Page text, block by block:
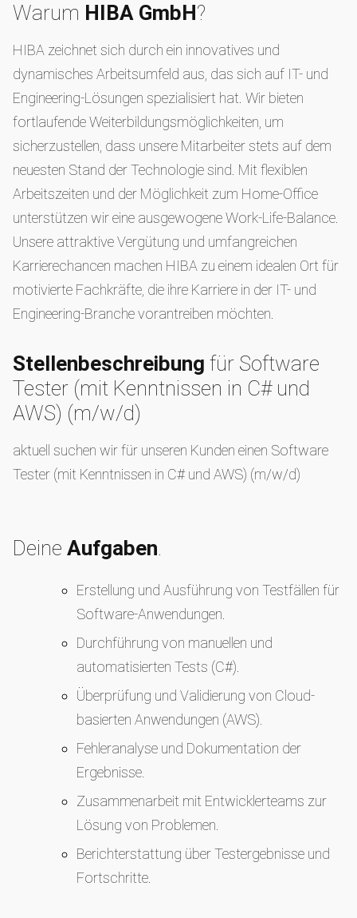
Warum HIBA GmbH?
HIBA zeichnet sich durch ein innovatives und
dynamisches Arbeitsumfeld aus, das sich auf IT- und
Engineering-Lösungen spezialisiert hat. Wir bieten
fortlaufende Weiterbildungsmöglichkeiten, um
sicherzustellen, dass unsere Mitarbeiter stets auf dem
neuesten Stand der Technologie sind. Mit flexiblen
Arbeitszeiten und der Möglichkeit zum Home-Office
unterstützen wir eine ausgewogene Work-Life-Balance.
Unsere attraktive Vergütung und umfangreichen
Karrierechancen machen HIBA zu einem idealen Ort für
motivierte Fachkräfte, die ihre Karriere in der IT- und
Engineering-Branche vorantreiben möchten.
Stellenbeschreibung für Software
Tester (mit Kenntnissen in C# und
AWS) (m/w/d)
aktuell suchen wir für unseren Kunden einen Software
Tester (mit Kenntnissen in C# und AWS) (m/w/d)
Deine Aufgaben.
Erstellung und Ausführung von Testfällen für
Software-Anwendungen.
Durchführung von manuellen und
automatisierten Tests (C#).
Überprüfung und Validierung von Cloud-
basierten Anwendungen (AWS).
Fehleranalyse und Dokumentation der
Ergebnisse.
Zusammenarbeit mit Entwicklerteams zur
Lösung von Problemen.
Berichterstattung über Testergebnisse und
Fortschritte.